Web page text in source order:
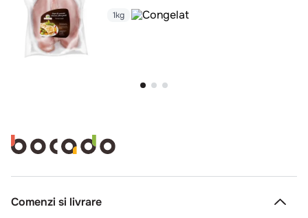
1kg
Comenzi si livrare